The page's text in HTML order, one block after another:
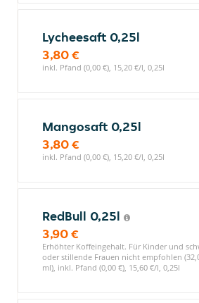
Lycheesaft 0,25l
3,80 €
inkl. Pfand (0,00 €), 15,20 €/l, 0,25l
Mangosaft 0,25l
3,80 €
inkl. Pfand (0,00 €), 15,20 €/l, 0,25l
RedBull 0,25l
3,90 €
Erhöhter Koffeingehalt. Für Kinder und
oder stillende Frauen nicht empfohlen
ml), inkl. Pfand (0,00 €), 15,60 €/l, 0,25l